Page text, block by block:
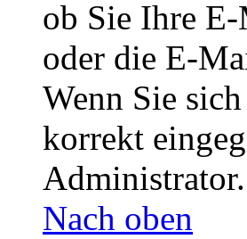
ob Sie Ihre
oder die E-
Wenn Sie
korrekt
Administrator.
Nach oben